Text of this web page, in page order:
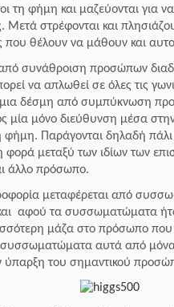
τη φήμη και μαζεύονται για
Μετά στρέφονται και
που θέλουν να μάθουν και
συνάθροιση προσώπων
να απλωθεί σε όλες τις
μια δέσμη από συμπύκνωση
μία μόνο διεύθυνση μέσα
φήμη. Παράγονται δηλαδή
φορά μεταξύ των ιδίων των
άλλο πρόσωπο.
μεταφέρεται από
αφού τα συσσωματώματα
μάζα στο πρόσωπο
αυτά από
ύπαρξη του σημαντικού